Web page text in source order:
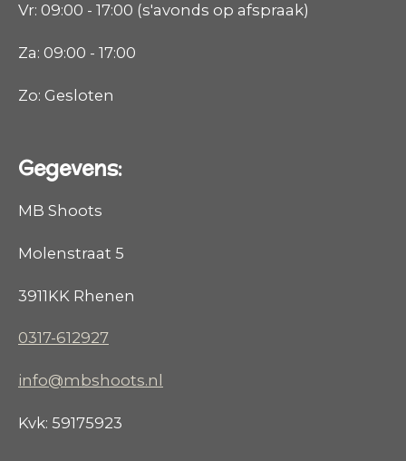
Vr: 09:00 - 17:00 (s'avonds op afspraak)
Za: 09:00 - 17:00
Zo: Gesloten
Gegevens:
MB Shoots
Molenstraat 5
3911KK Rhenen
0317-612927
info@mbshoots.nl
Kvk: 59175923